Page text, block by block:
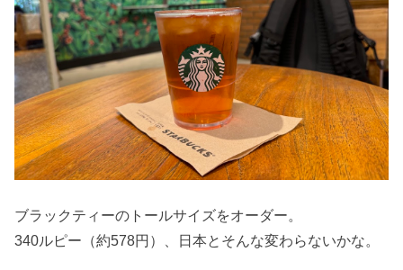
ブラックティーのトールサイズをオーダー。
340ルピー（約578円）、日本とそんな変わらないかな。